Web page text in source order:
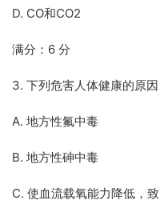
D. CO和CO2
满分：6 分
3. 下列危害人体健康的原
A. 地方性氟中毒
B. 地方性砷中毒
C. 使血流载氧能力降低，